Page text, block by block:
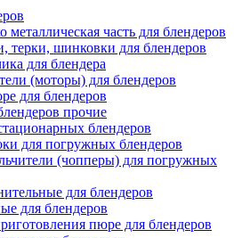
металлическая часть для блендеров
терки, шинковки для блендеров
для блендера
(моторы) для блендеров
для блендеров
прочие
блендеров
для погружных блендеров
(чопперы) для погружных
для блендеров
для блендеров
пюре для блендеров